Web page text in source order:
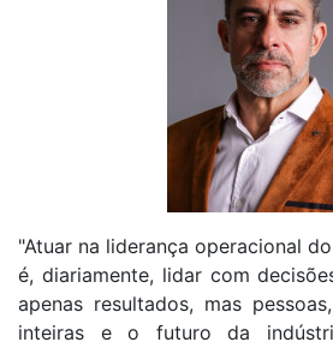
"Atuar na liderança operacional
é, diariamente, lidar com
apenas resultados, mas
inteiras e o futuro da